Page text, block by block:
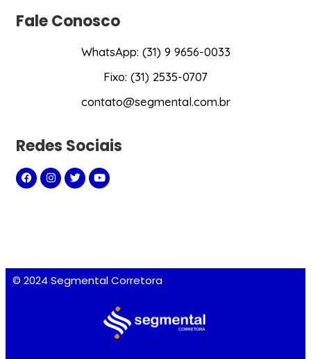
Fale Conosco
WhatsApp: (31) 9 9656-0033
Fixo: (31) 2535-0707
contato@segmental.com.br
Redes Sociais
© 2024 Segmental Corretora